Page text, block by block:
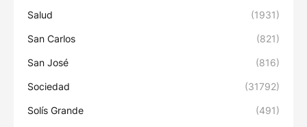
Salud (1931)
San Carlos (821)
San José (816)
Sociedad (31792)
Solís Grande (491)